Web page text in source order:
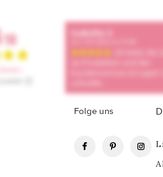
Folge uns
FacebookPinterest